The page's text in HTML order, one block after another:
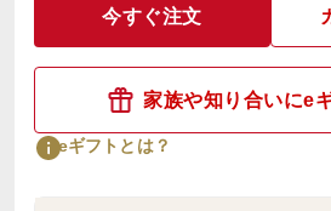
今すぐ注文
家族や知り合いにe
eギフトとは？